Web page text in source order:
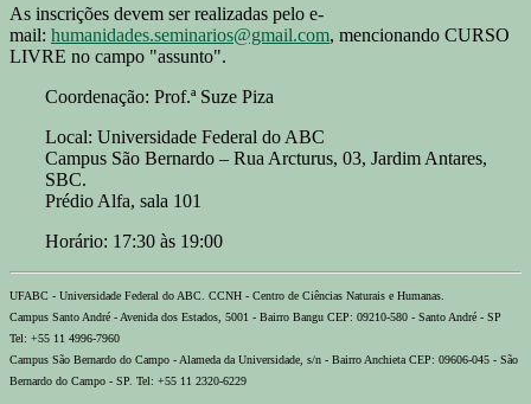
As inscrições devem ser realizadas pelo e-
mail: humanidades.seminarios@gmail.com, mencionando CURSO
LIVRE no campo "assunto".
Coordenação: Prof.ª Suze Piza
Local: Universidade Federal do ABC
Campus São Bernardo – Rua Arcturus, 03, Jardim Antares,
SBC.
Prédio Alfa, sala 101
Horário: 17:30 às 19:00
UFABC - Universidade Federal do ABC. CCNH - Centro de Ciências Naturais e Humanas.
Campus Santo André - Avenida dos Estados, 5001 - Bairro Bangu CEP: 09210-580 - Santo André - SP
Tel: +55 11 4996-7960
Campus São Bernardo do Campo - Alameda da Universidade, s/n - Bairro Anchieta CEP: 09606-045 - São
Bernardo do Campo - SP. Tel: +55 11 2320-6229